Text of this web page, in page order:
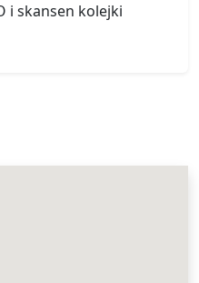
i skansen kolejki